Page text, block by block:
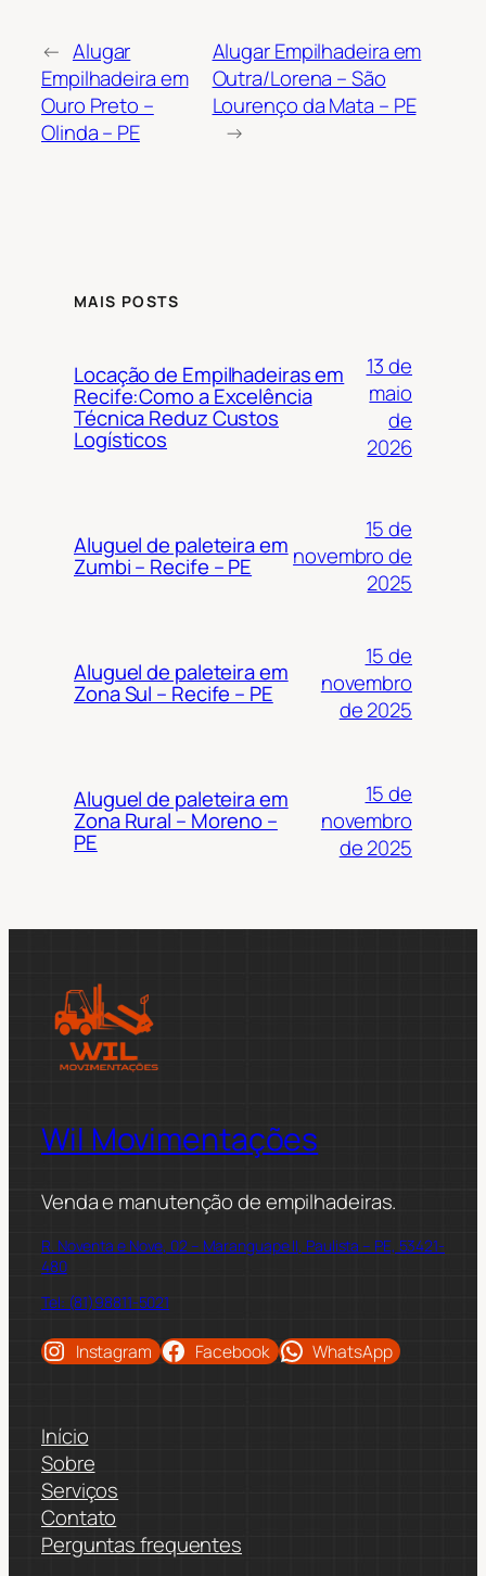
← Alugar
Empilhadeira em
Ouro Preto –
Olinda – PE
Alugar Empilhadeira em
Outra/Lorena – São
Lourenço da Mata – PE
→
MAIS POSTS
Locação de Empilhadeiras em
Recife:Como a Excelência
Técnica Reduz Custos
Logísticos
13 de
maio
de
2026
Aluguel de paleteira em
Zumbi – Recife – PE
15 de
novembro de
2025
Aluguel de paleteira em
Zona Sul – Recife – PE
15 de
novembro
de 2025
Aluguel de paleteira em
Zona Rural – Moreno –
PE
15 de
novembro
de 2025
Wil Movimentações
Venda e manutenção de empilhadeiras.
R. Noventa e Nove, 02 – Maranguape II, Paulista – PE, 53421-
480
Tel: (81)98811-5021
Instagram Facebook WhatsApp
Início
Sobre
Serviços
Contato
Perguntas frequentes